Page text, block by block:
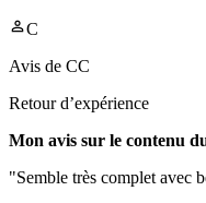
C
Avis de CC
Retour d’expérience
Mon avis sur le contenu
"Semble très complet avec